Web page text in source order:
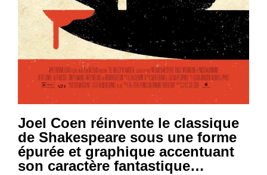
Joel Coen réinvente le classique
de Shakespeare sous une forme
épurée et graphique accentuant
son caractère fantastique…